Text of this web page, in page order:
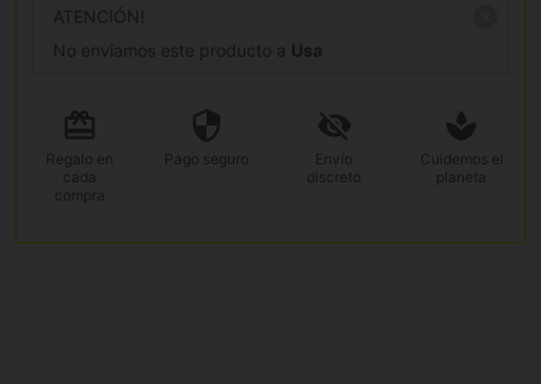
ATENCIÓN!
No enviamos este producto a Usa
Regalo en
cada
compra
Pago seguro
Envío
discreto
Cuidemos el
planeta